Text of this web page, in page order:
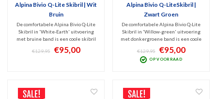
Alpina Bivio Q-Lite Skibril | Wit
Bruin
De comfortabele Alpina Bivio Q-Lite
Skibril in 'White-Earth' uitvoering
met bruine band is een coole skibril
met hoogwaardige Mirror Gold
spiegellens (Cat. 2). Prima filtering
€129,95 €95,00
Alpina Bivio Q-LiteSkibril |
Zwart Groen
De comfortabele Alpina Bivio Q-Lite
Skibril in 'Willow-green' uitvoering
met donkergroene band is een coole
skibril met hoogwaardige Mirror
Gold spiegellens (Cat. 2). Prima
filtering van schadelijk UV en
€129,95 €95,00
OP VOORRAAD